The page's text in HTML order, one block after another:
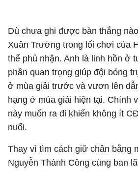
Dù chưa ghi được bàn thắng
Xuân Trường trong lối chơi của
thể phủ nhận. Anh là linh hồn ở
phần quan trọng giúp đội bóng
ở mùa giải trước và vươn lên
hạng ở mùa giải hiện tại. Chính
này muốn ra đi khiến không ít
nuối.
Thay vì tìm cách giữ chân bằng
Nguyễn Thành Công cùng ban